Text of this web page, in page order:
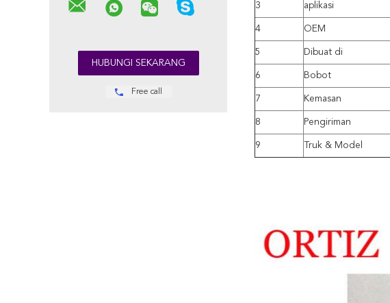
Free call
3 aplikasi
4 OEM
5 Dibuat di
6 Bobot
7 Kemasan
8 Pengiriman
9 Truk & Model